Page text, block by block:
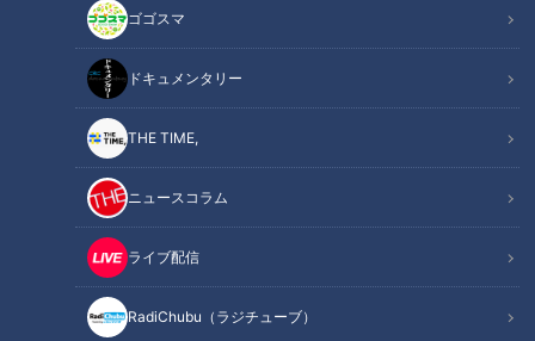
ゴゴスマ
ドキュメンタリー
THE TIME,
ニュースコラム
ライブ配信
RadiChubu（ラジチューブ）
記事に戻る
この記事を見たあなたへのおすすめ
フランス人は菓子店「シャトレ
ーゼ」の店名に顔を赤らめる？
まるでウォータースライダー！
近鉄特急「ひのとり」展望席最